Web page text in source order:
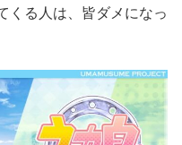
くる人は、皆ダメになっ